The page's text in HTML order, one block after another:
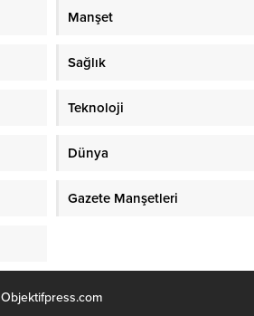
Manşet
Sağlık
Teknoloji
Dünya
Gazete Manşetleri
Objektifpress.com